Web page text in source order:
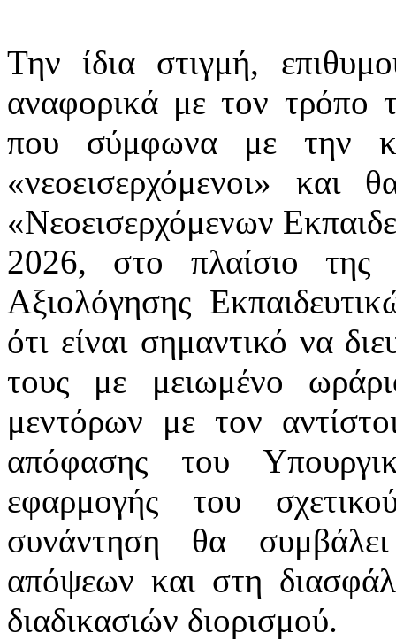
Την ίδια στιγμή,
αναφορικά με τον τρόπο
που σύμφωνα με την
«νεοεισερχόμενοι» και
«Νεοεισερχόμενων
2026, στο πλαίσιο της
Αξιολόγησης
ότι είναι σημαντικό να
τους με μειωμένο
μεντόρων με τον
απόφασης του
εφαρμογής του
συνάντηση θα
απόψεων και στη
διαδικασιών διορισμού.